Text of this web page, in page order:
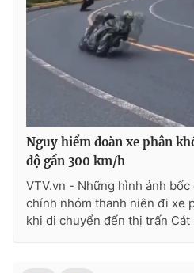
VTV Money
VTV Sức khoẻ
Thị trường 24h
VTV4
VTV9
Liên hệ tòa soạn
Nguy hiểm đoàn xe phân
độ gần 300 km/h
VTV.vn - Những hình ảnh
chính nhóm thanh niên đi xe
khi di chuyển đến thị trấn Cát